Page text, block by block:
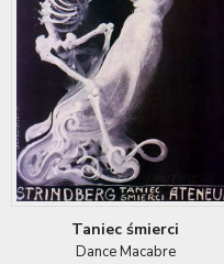
Taniec śmierci
Dance Macabre